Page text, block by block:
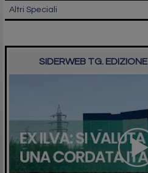
Altri Speciali
SIDERWEB TG.